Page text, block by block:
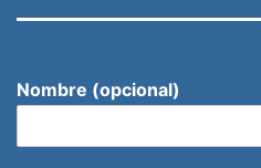
Nombre (opcional)